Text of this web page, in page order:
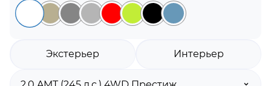
Экстерьер Интерьер